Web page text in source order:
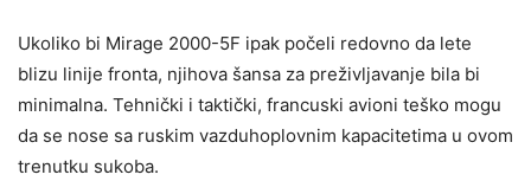
Ukoliko bi Mirage 2000-5F ipak počeli redovno da lete
blizu linije fronta, njihova šansa za preživljavanje bila bi
minimalna. Tehnički i taktički, francuski avioni teško mogu
da se nose sa ruskim vazduhoplovnim kapacitetima u ovom
trenutku sukoba.